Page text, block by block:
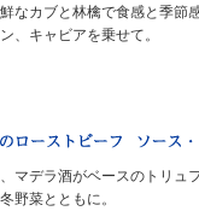
なカブと林檎で食感と季節
、キャビアを乗せて。
マデラ酒がベースのトリュ
野菜とともに。